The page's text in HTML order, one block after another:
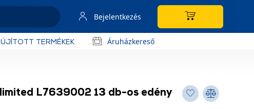
Bejelentkezés
TERMÉKEK Áruházkereső
L7639002 13 db-os edény